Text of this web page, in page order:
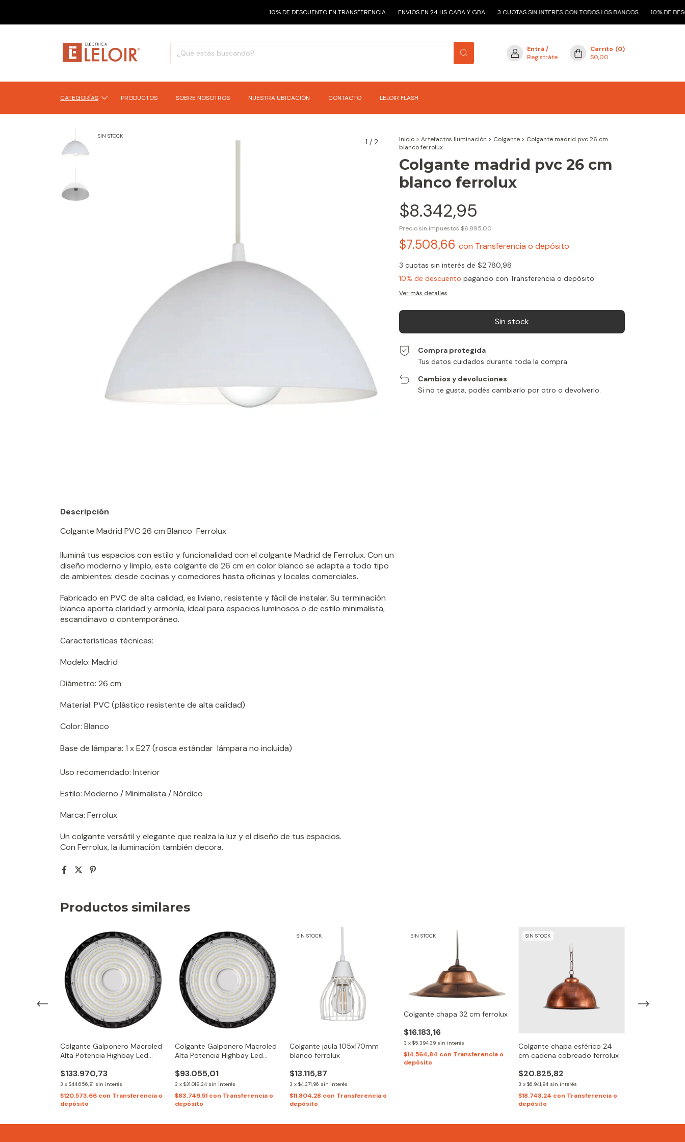
10% DE DESCUENTO EN TRANSFERENCIA ENVIOS EN 24 HS CABA Y GBA 3 CUOTAS SIN INTERES CON TODOS LOS BANCOS 10% DE
Entrá/
Registráte
Carrito (0)
$0,00
CATEGORÍAS PRODUCTOS SOBRE NOSOTROS NUESTRA UBICACIÓN CONTACTO LELOIR FLASH
SIN STOCK
1 / 2 Inicio > Artefactos Iluminación > Colgante > Colgante madrid pvc 26 cm
blanco ferrolux
Colgante madrid pvc 26 cm
blanco ferrolux
$8.342,95
Precio sin impuestos $6.895,00
$7.508,66 con Transferencia o depósito
3 cuotas sin interés de $2.780,98
10% de descuento pagando con Transferencia o depósito
Ver más detalles
Compra protegida
Tus datos cuidados durante toda la compra.
Cambios y devoluciones
Si no te gusta, podés cambiarlo por otro o devolverlo.
Descripción
Colgante Madrid PVC 26 cm Blanco  Ferrolux
Iluminá tus espacios con estilo y funcionalidad con el colgante Madrid de Ferrolux. Con un
diseño moderno y limpio, este colgante de 26 cm en color blanco se adapta a todo tipo
de ambientes: desde cocinas y comedores hasta oficinas y locales comerciales.
Fabricado en PVC de alta calidad, es liviano, resistente y fácil de instalar. Su terminación
blanca aporta claridad y armonía, ideal para espacios luminosos o de estilo minimalista,
escandinavo o contemporáneo.
Características técnicas:
Modelo: Madrid
Diámetro: 26 cm
Material: PVC (plástico resistente de alta calidad)
Color: Blanco
Base de lámpara: 1 x E27 (rosca estándar  lámpara no incluida)
Uso recomendado: Interior
Estilo: Moderno / Minimalista / Nórdico
Marca: Ferrolux
Un colgante versátil y elegante que realza la luz y el diseño de tus espacios.
Con Ferrolux, la iluminación también decora.
Productos similares
Colgante Galponero Macroled
Alta Potencia Highbay Led
$133.970,73
3 x $44.656,91 sin interés
$120.573,66 con Transferencia o
depósito
Colgante Galponero Macroled
Alta Potencia Highbay Led
$93.055,01
3 x $31.018,34 sin interés
$83.749,51 con Transferencia o
depósito
SIN STOCK
Colgante jaula 105x170mm
blanco ferrolux
$13.115,87
3 x $4.371,96 sin interés
$11.804,28 con Transferencia o
depósito
SIN STOCK
Colgante chapa 32 cm ferrolux
$16.183,16
3 x$5.394,39 sin interés
$14.564,84 con Transferencia o
depósito
SIN STOCK
Colgante chapa esférico 24
cm cadena cobreado ferrolux
$20.825,82
3 x$6.941,94 sin interés
$18.743,24 con Transferencia o
depósito